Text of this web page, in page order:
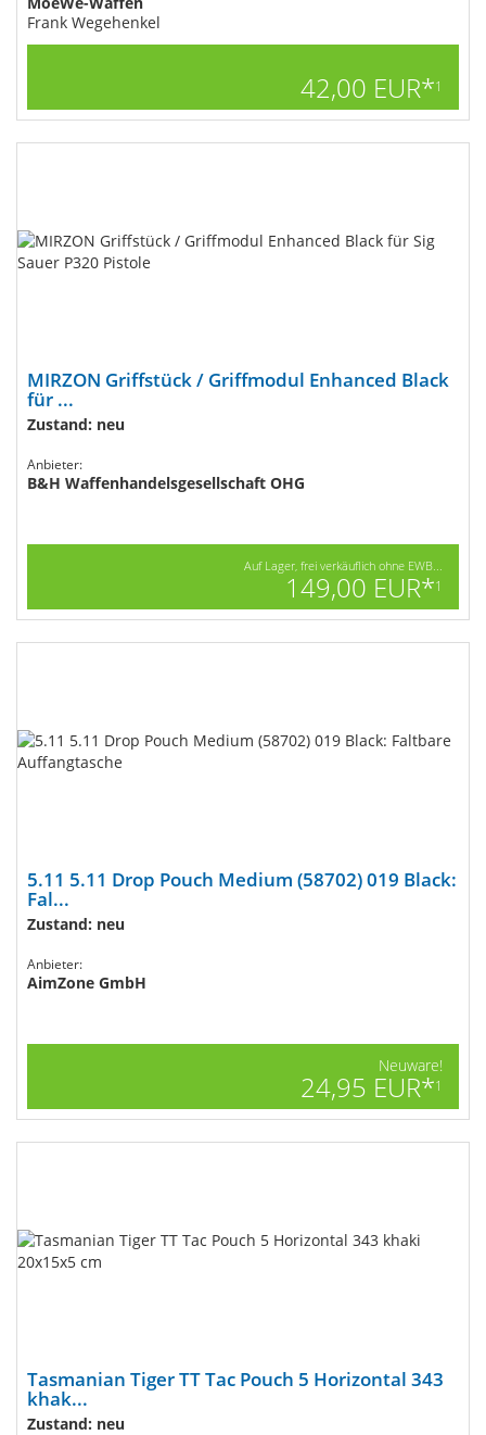
Frank Wegehenkel
42,00 EUR*1
MIRZON Griffstück / Griffmodul Enhanced Black
für ...
Zustand: neu
Anbieter:
B&H Waffenhandelsgesellschaft OHG
Auf Lager, frei verkäuflich ohne EWB...
149,00 EUR*1
5.11 5.11 Drop Pouch Medium (58702) 019 Black:
Fal...
Zustand: neu
Anbieter:
AimZone GmbH
Neuware!
24,95 EUR*1
Tasmanian Tiger TT Tac Pouch 5 Horizontal 343
khak...
Zustand: neu